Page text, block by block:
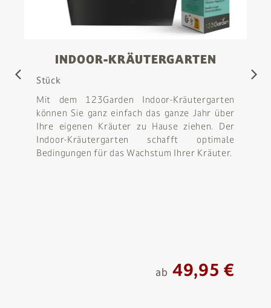
arrow_back_ios
INDOOR-KRÄUTERGARTEN
Stück
Mit dem 123Garden Indoor-Kräutergarten
können Sie ganz einfach das ganze Jahr über
Ihre eigenen Kräuter zu Hause ziehen. Der
Indoor-Kräutergarten schafft optimale
Bedingungen für das Wachstum Ihrer Kräuter.
ab 49,95 €
arrow_forward_ios